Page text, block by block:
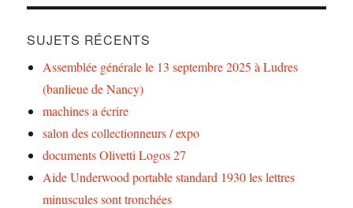
SUJETS RÉCENTS
Assemblée générale le 13 septembre 2025 à Ludres
(banlieue de Nancy)
machines a écrire
salon des collectionneurs / expo
documents Olivetti Logos 27
Aide Underwood portable standard 1930 les lettres
minuscules sont tronchées